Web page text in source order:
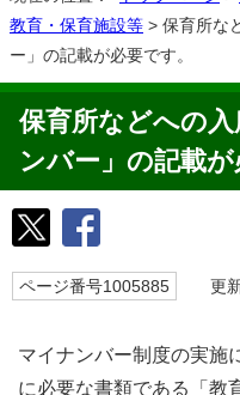
教育・保育施設等 > 保育所な
ー」の記載が必要です。
保育所などへの
ンバー」の記載が
ページ番号1005885 更新
マイナンバー制度の実施
に必要な書類である「教